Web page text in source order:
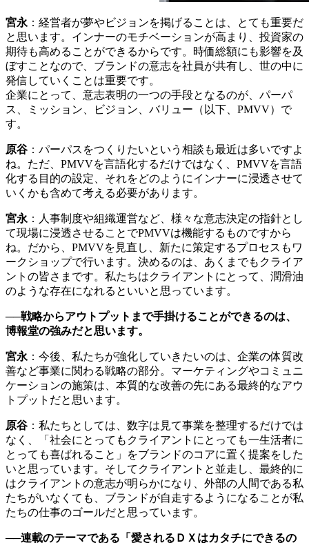
宮永 ：経営者が夢やビジョンを掲げることは、とても重要だ
と思います。インナーのモチベーションが高まり、投資家の
期待も高めることができるからです。時価総額にも影響を及
ぼすことなので、ブランドの意志を社員が共有し、世の中に
発信していくことは重要です。
企業にとって、意志表明の一つの手段となるのが、パーパ
ス、ミッション、ビジョン、バリュー（以下、PMVV）で
す。
原谷 ：パーパスをつくりたいという相談も最近は多いですよ
ね。ただ、PMVVを言語化するだけではなく、PMVVを言語
化する目的の設定、それをどのようにインナーに浸透させて
いくかも含めて考える必要があります。
宮永 ：人事制度や組織運営など、様々な意志決定の指針とし
て現場に浸透させることでPMVVは機能するものですから
ね。だから、PMVVを見直し、新たに策定するプロセスもワ
ークショップで行います。決めるのは、あくまでもクライア
ントの皆さまです。私たちはクライアントにとって、潤滑油
のような存在になれるといいと思っています。
──戦略からアウトプットまで手掛けることができるのは、
博報堂の強みだと思います。
宮永 ：今後、私たちが強化していきたいのは、企業の体質改
善など事業に関わる戦略の部分。マーケティングやコミュニ
ケーションの施策は、本質的な改善の先にある最終的なアウ
トプットだと思います。
原谷 ：私たちとしては、数字は見て事業を整理するだけでは
なく、「社会にとってもクライアントにとっても一生活者に
とっても喜ばれること」をブランドのコアに置く提案をした
いと思っています。そしてクライアントと並走し、最終的に
はクライアントの意志が明らかになり、外部の人間である私
たちがいなくても、ブランドが自走するようになることが私
たちの仕事のゴールだと思っています。
──連載のテーマである「愛されるＤＸはカタチにできるの